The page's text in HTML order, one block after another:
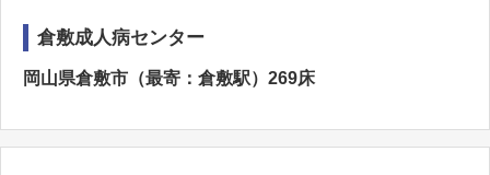
倉敷成人病センター
岡山県倉敷市（最寄：倉敷駅）269床